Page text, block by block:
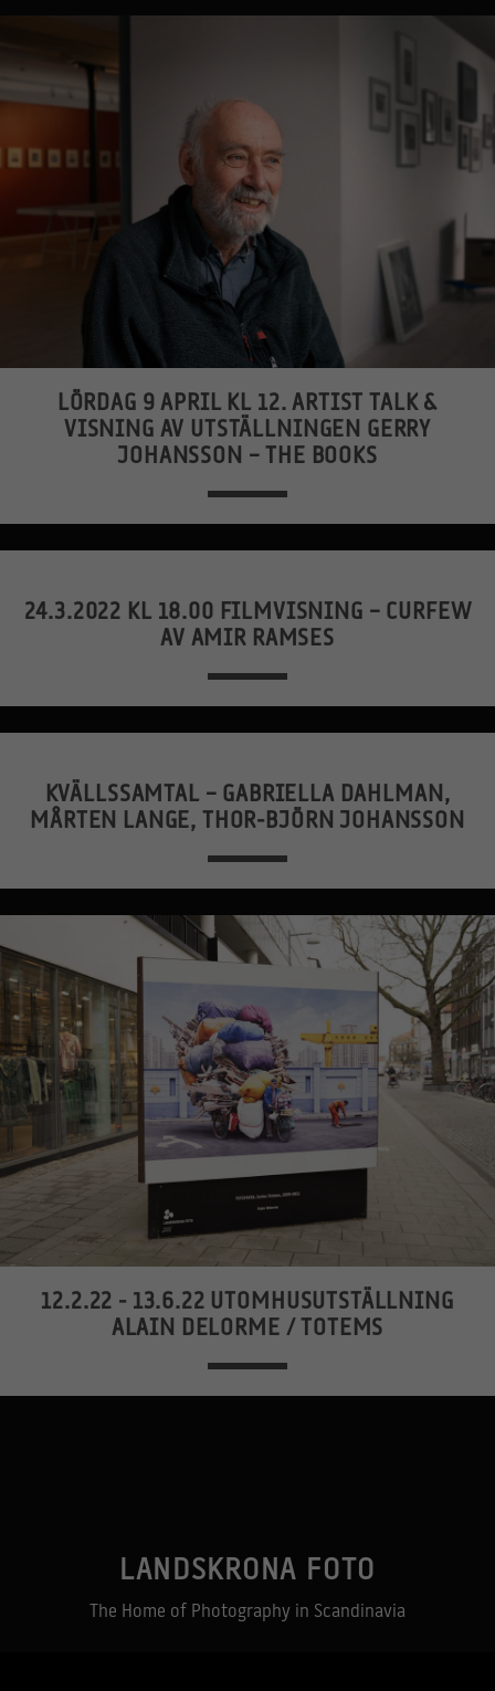
LÖRDAG 9 APRIL KL 12. ARTIST TALK &
VISNING AV UTSTÄLLNINGEN GERRY
JOHANSSON – THE BOOKS
24.3.2022 KL 18.00 FILMVISNING – CURFEW
AV AMIR RAMSES
KVÄLLSSAMTAL – GABRIELLA DAHLMAN,
MÅRTEN LANGE, THOR-BJÖRN JOHANSSON
12.2.22 - 13.6.22 UTOMHUSUTSTÄLLNING
ALAIN DELORME / TOTEMS
LANDSKRONA FOTO
The Home of Photography in Scandinavia